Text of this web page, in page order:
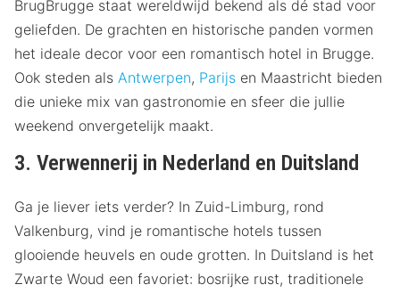
BrugBrugge staat wereldwijd bekend als dé stad voor
geliefden. De grachten en historische panden vormen
het ideale decor voor een romantisch hotel in Brugge.
Ook steden als Antwerpen, Parijs en Maastricht bieden
die unieke mix van gastronomie en sfeer die jullie
weekend onvergetelijk maakt.
3. Verwennerij in Nederland en Duitsland
Ga je liever iets verder? In Zuid-Limburg, rond
Valkenburg, vind je romantische hotels tussen
glooiende heuvels en oude grotten. In Duitsland is het
Zwarte Woud een favoriet: bosrijke rust, traditionele